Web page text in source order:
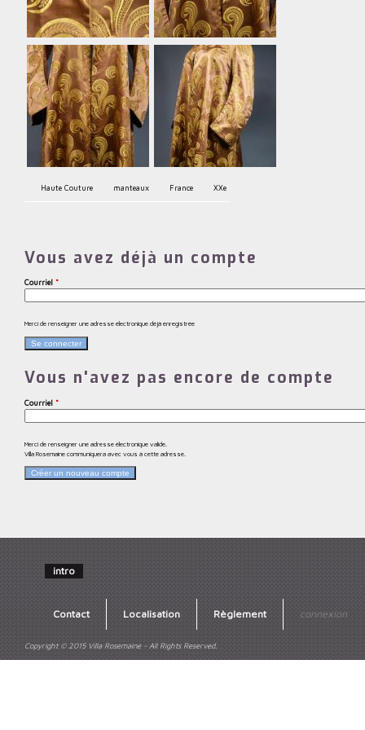
Haute Couture manteaux France XXe
Vous avez déjà un compte
Courriel *
Merci de renseigner une adresse électronique déjà enregistrée
Vous n'avez pas encore de compte
Courriel *
Merci de renseigner une adresse électronique valide.
Villa Rosemaine communiquera avec vous à cette adresse.
intro
Contact Localisation Règlement connexion
Copyright © 2015 Villa Rosemaine - All Rights Reserved.